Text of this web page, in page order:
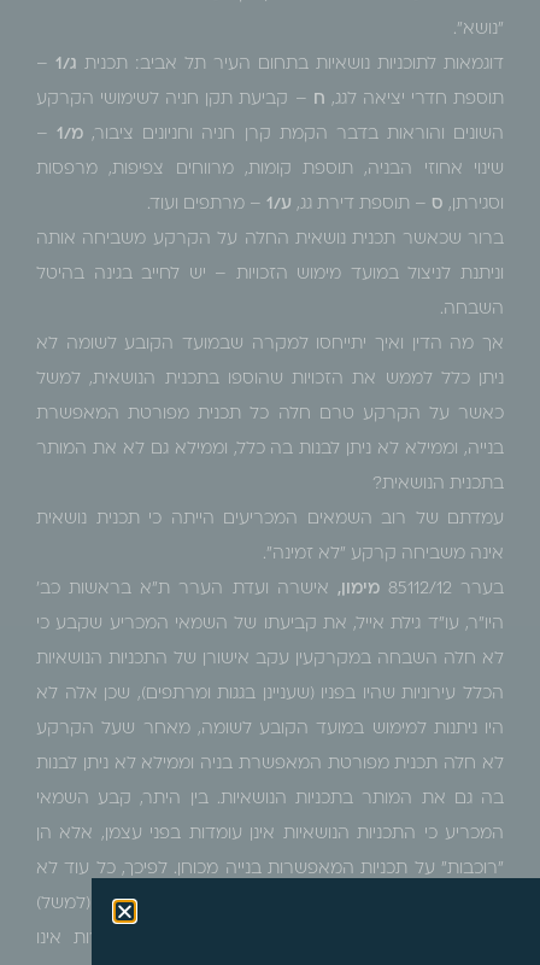
"נושא".
דוגמאות לתוכניות נושאיות בתחום העיר תל אביב: תכנית ג/1 –
תוספת חדרי יציאה לגג, ח – קביעת תקן חניה לשימושי הקרקע
השונים והוראות בדבר הקמת קרן חניה וחניונים ציבור, מ/1 –
שינוי אחוזי הבניה, תוספת קומות, מרווחים צפיפות, מרפסות
וסגירתן, ס – תוספת דירת גג, ע/1 – מרתפים ועוד.
ברור שכאשר תכנית נושאית החלה על הקרקע משביחה אותה
וניתנת לניצול במועד מימוש הזכויות – יש לחייב בגינה בהיטל
השבחה.
אך מה הדין ואיך יתייחסו למקרה שבמועד הקובע לשומה לא
ניתן כלל לממש את הזכויות שהוספו בתכנית הנושאית, למשל
כאשר על הקרקע טרם חלה כל תכנית מפורטת המאפשרת
בנייה, וממילא לא ניתן לבנות בה כלל, וממילא גם לא את המותר
בתכנית הנושאית?
עמדתם של רוב השמאים המכריעים הייתה כי תכנית נושאית
אינה משביחה קרקע "לא זמינה".
בערר 85112/12 מימון, אישרה ועדת הערר ת"א בראשות כב'
היו"ר, עו"ד גילת אייל, את קביעתו של השמאי המכריע שקבע כי
לא חלה השבחה במקרקעין עקב אישורן של התכניות הנושאיות
הכלל עירוניות שהיו בפניו (שעניינן בגגות ומרתפים), שכן אלה לא
היו ניתנות למימוש במועד הקובע לשומה, מאחר שעל הקרקע
לא חלה תכנית מפורטת המאפשרת בניה וממילא לא ניתן לבנות
בה גם את המותר בתכניות הנושאיות. בין היתר, קבע השמאי
המכריע כי התכניות הנושאיות אינן עומדות בפני עצמן, אלא הן
"רוכבות" על תכניות המאפשרות בנייה מכוחן. לפיכך, כל עוד לא
ניתן לבנות על הקרקע, הרי שבנייה של חדרים על הגג (למשל)
אינה אפשרית, שכן התנאי המוקדם של בניית הדירות אינו